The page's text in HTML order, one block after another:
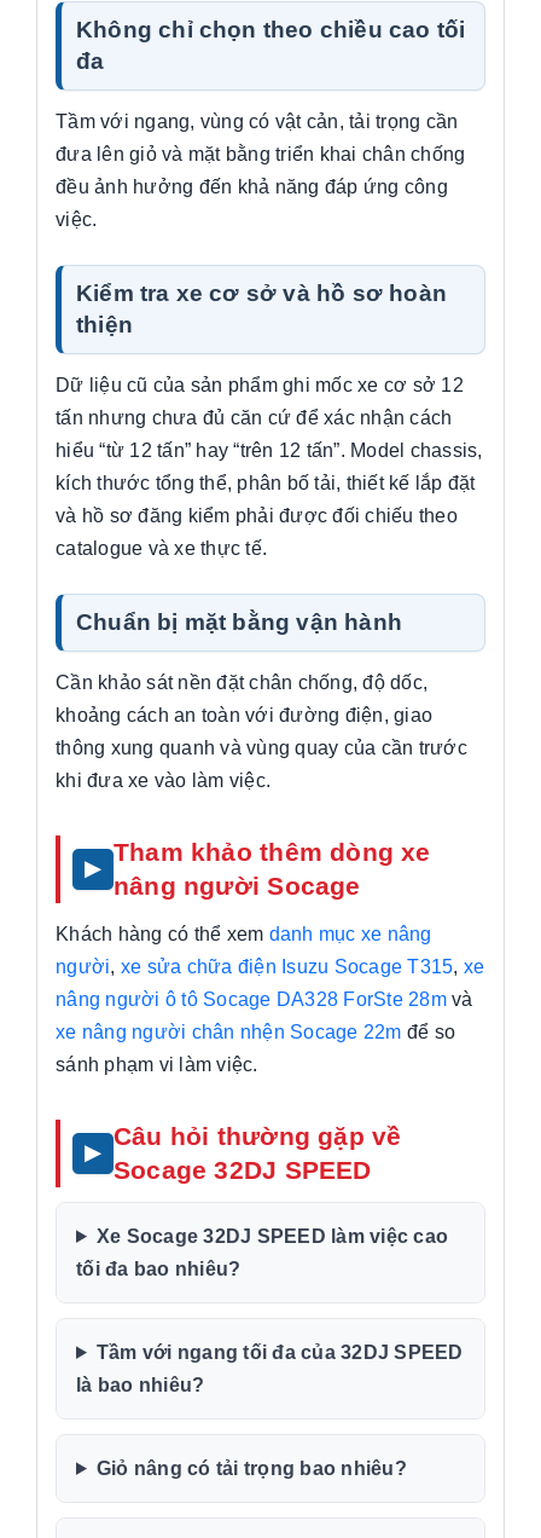
Không chỉ chọn theo chiều cao tối
đa
Tầm với ngang, vùng có vật cản, tải trọng cần
đưa lên giỏ và mặt bằng triển khai chân chống
đều ảnh hưởng đến khả năng đáp ứng công
việc.
Kiểm tra xe cơ sở và hồ sơ hoàn
thiện
Dữ liệu cũ của sản phẩm ghi mốc xe cơ sở 12
tấn nhưng chưa đủ căn cứ để xác nhận cách
hiểu “từ 12 tấn” hay “trên 12 tấn”. Model chassis,
kích thước tổng thể, phân bố tải, thiết kế lắp đặt
và hồ sơ đăng kiểm phải được đối chiếu theo
catalogue và xe thực tế.
Chuẩn bị mặt bằng vận hành
Cần khảo sát nền đặt chân chống, độ dốc,
khoảng cách an toàn với đường điện, giao
thông xung quanh và vùng quay của cần trước
khi đưa xe vào làm việc.
Tham khảo thêm dòng xe
nâng người Socage
Khách hàng có thể xem danh mục xe nâng
người, xe sửa chữa điện Isuzu Socage T315, xe
nâng người ô tô Socage DA328 ForSte 28mvà
xe nâng người chân nhện Socage 22m để so
sánh phạm vi làm việc.
Câu hỏi thường gặp về
Socage 32DJ SPEED
Xe Socage 32DJ SPEED làm việc cao
tối đa bao nhiêu?
Tầm với ngang tối đa của 32DJ SPEED
là bao nhiêu?
Giỏ nâng có tải trọng bao nhiêu?